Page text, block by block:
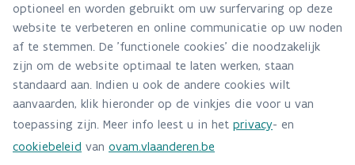
Via contact formulier
Alle contactgegevens
Adres
Stationsstraat 110
2800 Mechelen
Route en bereikbaarheid
optioneel en worden gebruikt om uw surfervaring op deze
website te verbeteren en online communicatie op uw noden
af te stemmen. De 'functionele cookies' die noodzakelijk
zijn om de website optimaal te laten werken, staan
standaard aan. Indien u ook de andere cookies wilt
aanvaarden, klik hieronder op de vinkjes die voor u van
toepassing zijn. Meer info leest u in het privacy- en
cookiebeleid van ovam.vlaanderen.be